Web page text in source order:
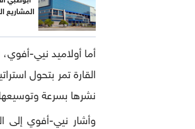
المشاريع
أما أولاميد نيي-
القارة تمر بتحول
نشرها بسرعة
وأشار نيي-أفوي إلى